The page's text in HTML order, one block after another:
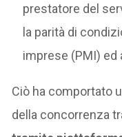
prestatore del
la parità di
imprese (PMI) ed
Ciò ha comportato
della concorrenza